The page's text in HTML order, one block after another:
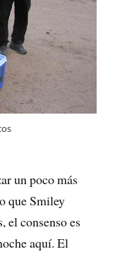
un poco más
que Smiley
el consenso es
aquí. El